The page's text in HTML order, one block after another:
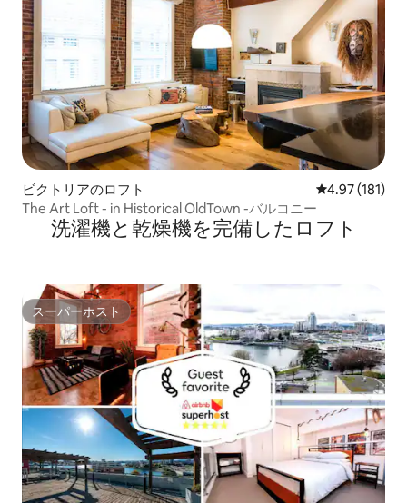
ビクトリアのロフト レビュー181
4.97 (181)
The Art Loft - in Historical OldTown -バルコニー
洗濯機と乾燥機を完備したロフト
スーパーホスト
スーパーホスト